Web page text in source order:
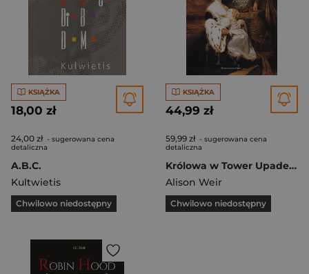
KSIĄŻKA
18,00 zł
24,00 zł - sugerowana cena
detaliczna
A.B.C.
Kultwietis
Chwilowo niedostępny
KSIĄŻKA
44,99 zł
59,99 zł - sugerowana cena
detaliczna
Królowa w Tower Upadek Anny Boleyn
Alison Weir
Chwilowo niedostępny